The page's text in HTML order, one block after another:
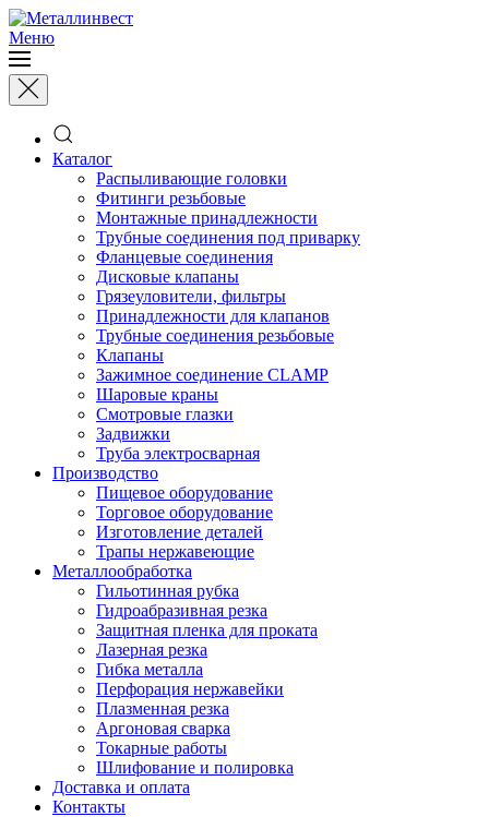
Меню
Каталог
Распыливающие головки
Фитинги резьбовые
Монтажные принадлежности
Трубные соединения под приварку
Фланцевые соединения
Дисковые клапаны
Грязеуловители, фильтры
Принадлежности для клапанов
Трубные соединения резьбовые
Клапаны
Зажимное соединение CLAMP
Шаровые краны
Смотровые глазки
Задвижки
Труба электросварная
Производство
Пищевое оборудование
Торговое оборудование
Изготовление деталей
Трапы нержавеющие
Металлообработка
Гильотинная рубка
Гидроабразивная резка
Защитная пленка для проката
Лазерная резка
Гибка металла
Перфорация нержавейки
Плазменная резка
Аргоновая сварка
Токарные работы
Шлифование и полировка
Доставка и оплата
Контакты